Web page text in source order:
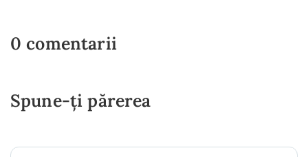
0 comentarii
Spune-ți părerea